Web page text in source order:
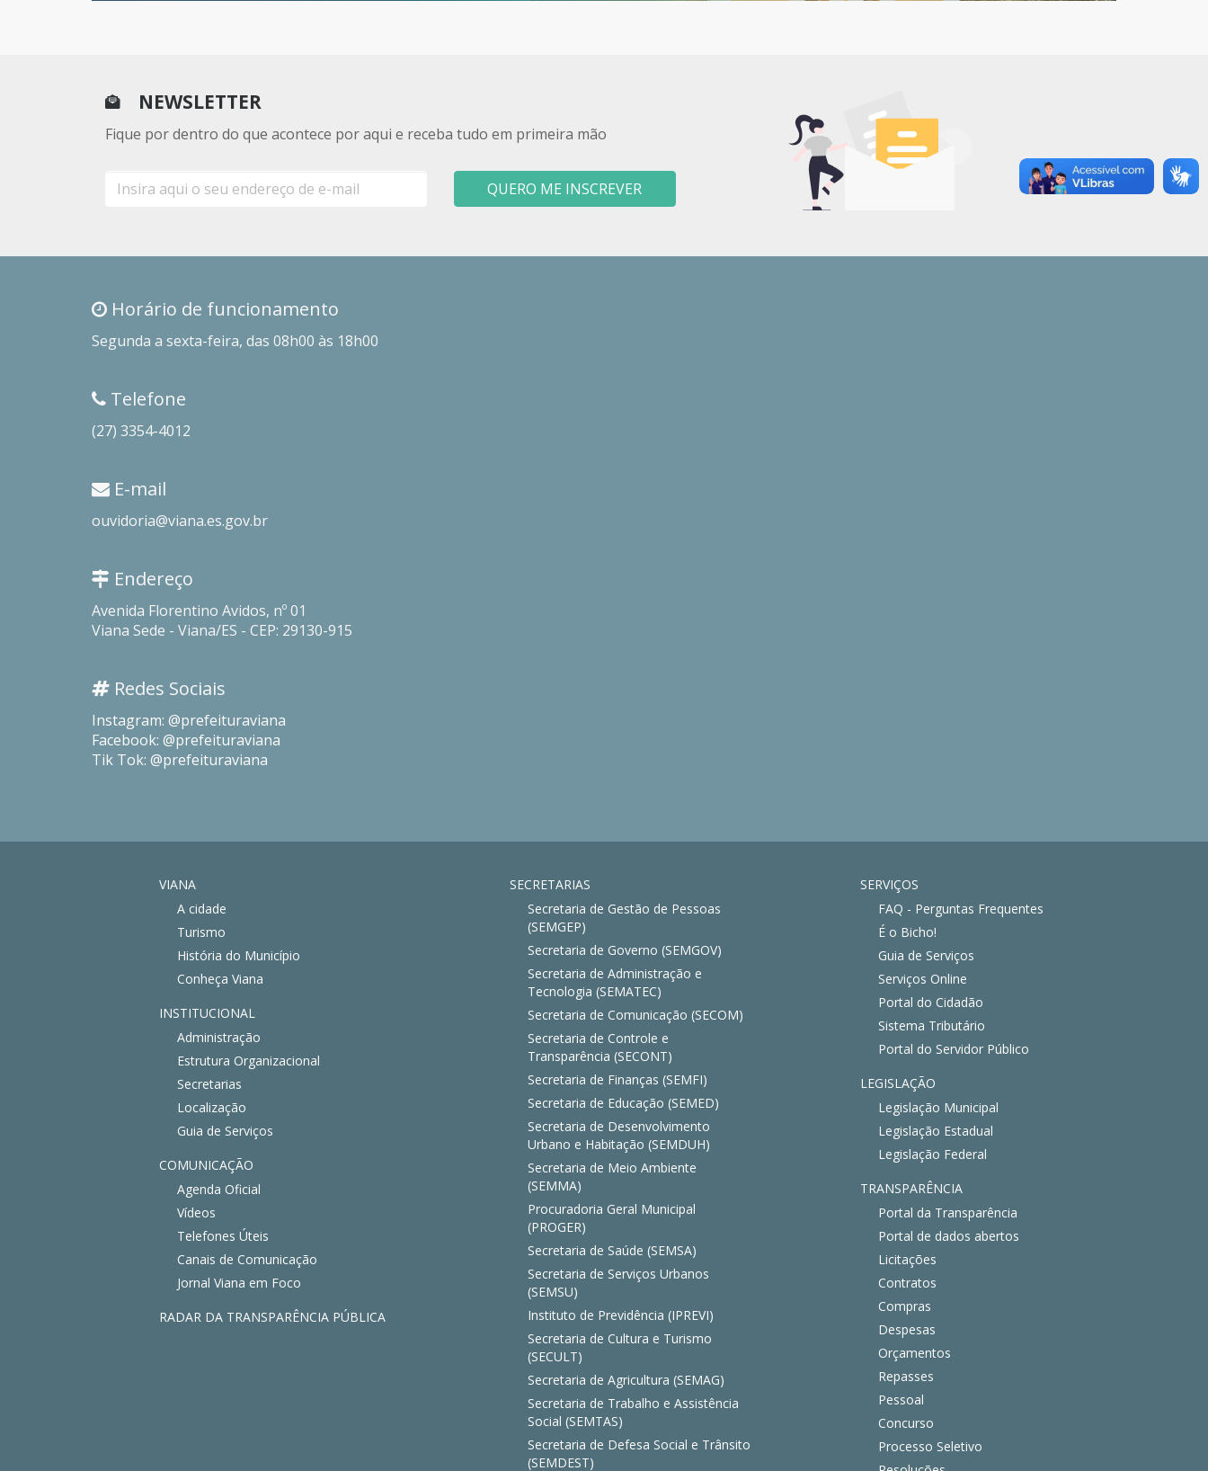
NEWSLETTER
Fique por dentro do que acontece por aqui e receba tudo em primeira mão
mail
QUERO ME INSCREVER
Horário de funcionamento
Segunda a sexta-feira, das 08h00 às 18h00
Telefone
(27) 3354-4012
E-mail
ouvidoria@viana.es.gov.br
Endereço
Avenida Florentino Avidos, nº 01
Viana Sede - Viana/ES - CEP: 29130-915
Redes Sociais
Instagram: @prefeituraviana
Facebook: @prefeituraviana
Tik Tok: @prefeituraviana
VIANA
A cidade
Turismo
História do Município
Conheça Viana
INSTITUCIONAL
Administração
Estrutura Organizacional
Secretarias
Localização
Guia de Serviços
COMUNICAÇÃO
Agenda Oficial
Vídeos
Telefones Úteis
Canais de Comunicação
Jornal Viana em Foco
RADAR DA TRANSPARÊNCIA PÚBLICA
SECRETARIAS
Secretaria de Gestão de Pessoas
(SEMGEP)
Secretaria de Governo (SEMGOV)
Secretaria de Administração e
Tecnologia (SEMATEC)
Secretaria de Comunicação (SECOM)
Secretaria de Controle e
Transparência (SECONT)
Secretaria de Finanças (SEMFI)
Secretaria de Educação (SEMED)
Secretaria de Desenvolvimento
Urbano e Habitação (SEMDUH)
Secretaria de Meio Ambiente
(SEMMA)
Procuradoria Geral Municipal
(PROGER)
Secretaria de Saúde (SEMSA)
Secretaria de Serviços Urbanos
(SEMSU)
Instituto de Previdência (IPREVI)
Secretaria de Cultura e Turismo
(SECULT)
Secretaria de Agricultura (SEMAG)
Secretaria de Trabalho e Assistência
Social (SEMTAS)
Secretaria de Defesa Social e Trânsito
(SEMDEST)
SERVIÇOS
FAQ - Perguntas Frequentes
É o Bicho!
Guia de Serviços
Serviços Online
Portal do Cidadão
Sistema Tributário
Portal do Servidor Público
LEGISLAÇÃO
Legislação Municipal
Legislação Estadual
Legislação Federal
TRANSPARÊNCIA
Portal da Transparência
Portal de dados abertos
Licitações
Contratos
Compras
Despesas
Orçamentos
Repasses
Pessoal
Concurso
Processo Seletivo